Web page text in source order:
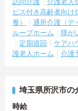
ビス付き高齢者向け
養）
通所介護（デ
ループホーム
障が
定期巡回
ケアハ
護老人ホーム
介護
埼玉県所沢市の
時給